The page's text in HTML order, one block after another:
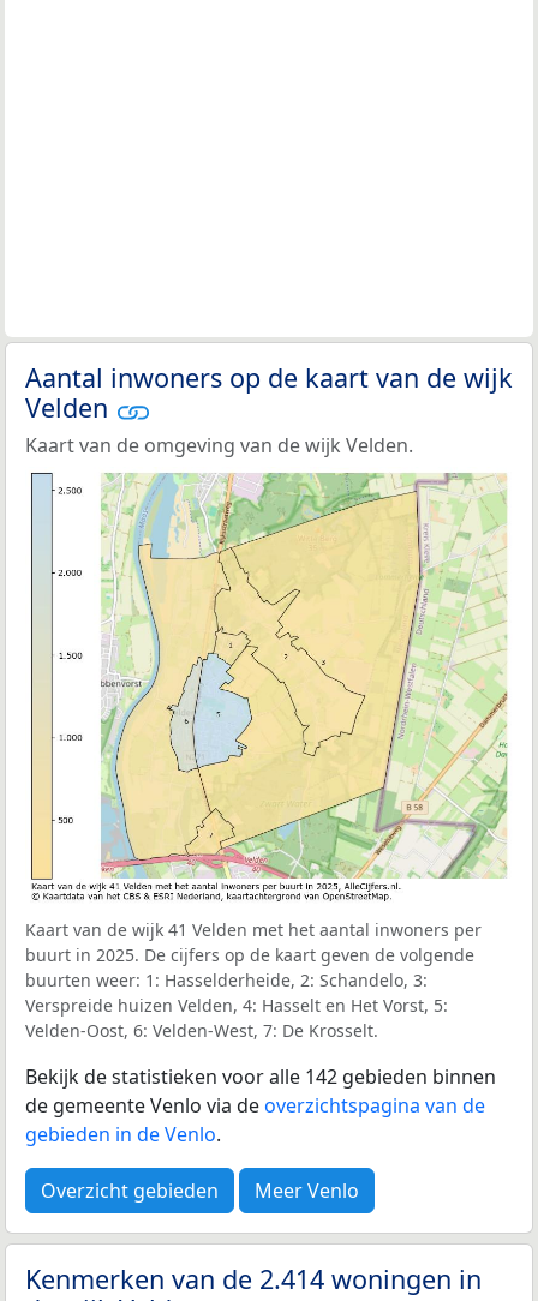
Aantal inwoners op de kaart van de wijk
Velden
Kaart van de omgeving van de wijk Velden.
Kaart van de wijk 41 Velden met het aantal inwoners per
buurt in 2025. De cijfers op de kaart geven de volgende
buurten weer: 1: Hasselderheide, 2: Schandelo, 3:
Verspreide huizen Velden, 4: Hasselt en Het Vorst, 5:
Velden-Oost, 6: Velden-West, 7: De Krosselt.
Bekijk de statistieken voor alle 142 gebieden binnen
de gemeente Venlo via deoverzichtspagina van de
gebieden in de Venlo.
Overzicht gebieden Meer Venlo
Kenmerken van de 2.414 woningen in